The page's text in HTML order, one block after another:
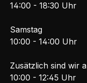
14:00 - 18:30 Uhr
Samstag
10:00 - 14:00 Uhr
Zusätzlich sind wir
10:00 - 12:45 Uhr